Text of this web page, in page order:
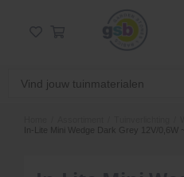
In-Lite Mini Wedge Dark Grey 12V/0,6W ~